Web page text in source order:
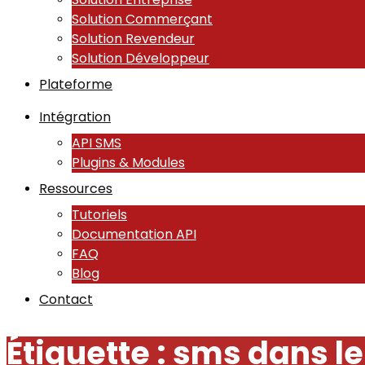
Solution Commerçant
Solution Revendeur
Solution Développeur
Plateforme
Intégration
API SMS
Plugins & Modules
Ressources
Tutoriels
Documentation API
FAQ
Blog
Contact
Étiquette : sms dans